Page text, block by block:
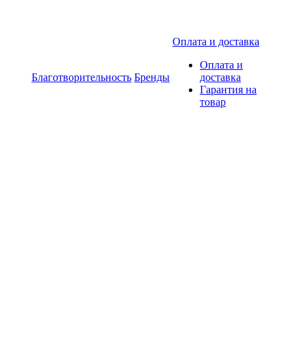
Благотворительность Бренды
Оплата и доставка
Оплата и
доставка
Гарантия на
товар